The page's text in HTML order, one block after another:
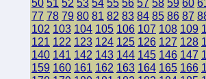
50 51 52 53 54 55 56 57 58 59 60
77 78 79 80 81 82 83 84 85 86 87
102 103 104 105 106 107 108 109
121 122 123 124 125 126 127 128
140 141 142 143 144 145 146 147
159 160 161 162 163 164 165 166